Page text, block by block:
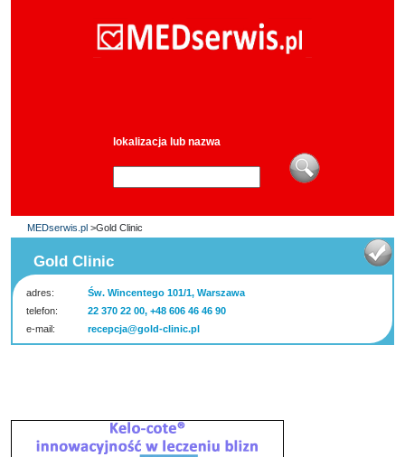
lokalizacja lub nazwa
MEDserwis.pl >Gold Clinic
Gold Clinic
adres:
Św. Wincentego 101/1, Warszawa
telefon:
22 370 22 00, +48 606 46 46 90
e-mail:
recepcja@gold-clinic.pl